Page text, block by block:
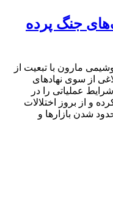
جنگ پرده
مارون با تبعیت از
از سوی نهادهای
عملیاتی را در
و از بروز اختلالات
شدن بازارها و